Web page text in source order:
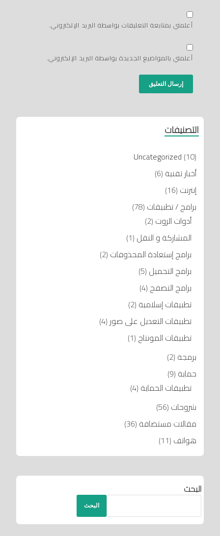
أعلمني بمتابعة التعليقات بواسطة البريد الإلكتروني.
أعلمني بالمواضيع الجديدة بواسطة البريد الإلكتروني.
التصنيفات
Uncategorized (10)
أخبار تقنية (6)
إنترنت (16)
برامج / تطبيقات (78)
أدوات الروت (2)
المشاركة و النقل (1)
برامج إستعادة المحذوفات (2)
برامج التحميل (5)
برامج التصفح (4)
تطبيقات إسلامية (2)
تطبيقات التعديل على صور (4)
تطبيقات المونتاج (1)
برمجة (2)
حماية (9)
تطبيقات الحماية (4)
شروحات (56)
مقالات مستضافة (36)
هواتف (11)
البحث
البحث